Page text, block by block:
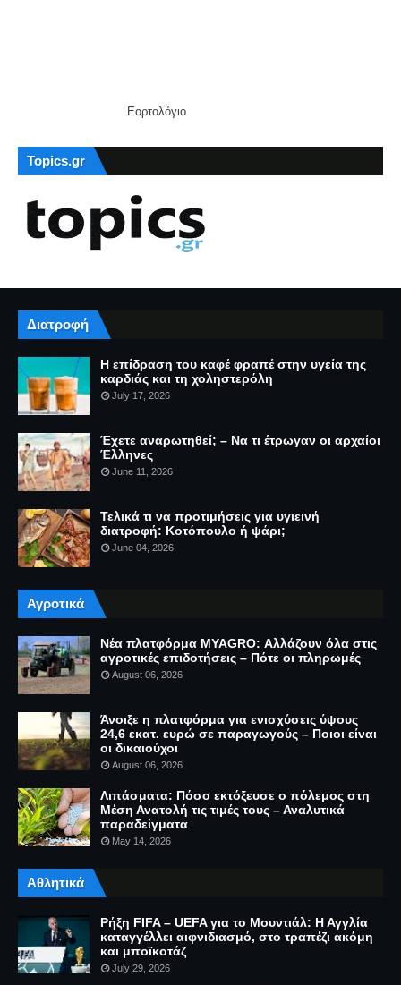
Εορτολόγιο
Topics.gr
Διατροφή
Η επίδραση του καφέ φραπέ στην υγεία της
καρδιάς και τη χοληστερόλη
July 17, 2026
Έχετε αναρωτηθεί; – Να τι έτρωγαν οι αρχαίοι
Έλληνες
June 11, 2026
Τελικά τι να προτιμήσεις για υγιεινή
διατροφή: Κοτόπουλο ή ψάρι;
June 04, 2026
Αγροτικά
Νέα πλατφόρμα MYAGRO: Αλλάζουν όλα στις
αγροτικές επιδοτήσεις – Πότε οι πληρωμές
August 06, 2026
Άνοιξε η πλατφόρμα για ενισχύσεις ύψους
24,6 εκατ. ευρώ σε παραγωγούς – Ποιοι είναι
οι δικαιούχοι
August 06, 2026
Λιπάσματα: Πόσο εκτόξευσε ο πόλεμος στη
Μέση Ανατολή τις τιμές τους – Αναλυτικά
παραδείγματα
May 14, 2026
Αθλητικά
Ρήξη FIFA – UEFA για το Μουντιάλ: Η Αγγλία
καταγγέλλει αιφνιδιασμό, στο τραπέζι ακόμη
και μποϊκοτάζ
July 29, 2026